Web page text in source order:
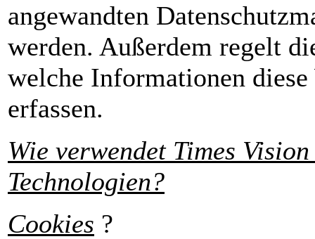
angewandten
werden. Außerdem regelt
welche Informationen
erfassen.
Wie verwendet Times
Technologien?
Cookies ?